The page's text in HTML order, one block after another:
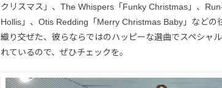
クリスマス」、The Whispers「Funky Christmas」、
Hollis」、Otis Redding「Merry Christmas Baby」などの
織り交ぜた、彼らならではのハッピーな選曲でスペシャ
れているので、ぜひチェックを。